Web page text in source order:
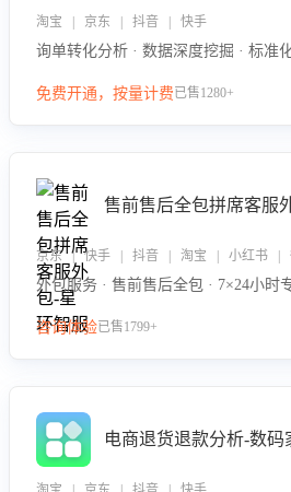
淘宝 | 京东 | 抖音 | 快手
询单转化分析 · 数据深度挖掘 · 标准
免费开通，按量计费已售1280+
售前售后全包拼席客服
京东 | 快手 | 抖音 | 淘宝 | 小红书 |
外包服务 · 售前售后全包 · 7×24小时
咨询体验已售1799+
电商退货退款分析-数